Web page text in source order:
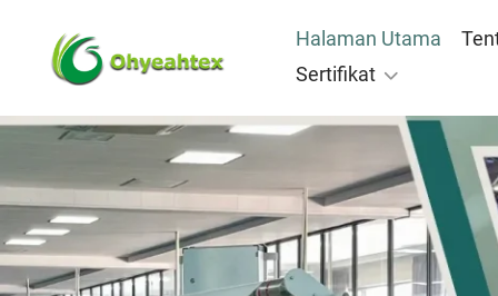
Halaman Utama
Sertifikat